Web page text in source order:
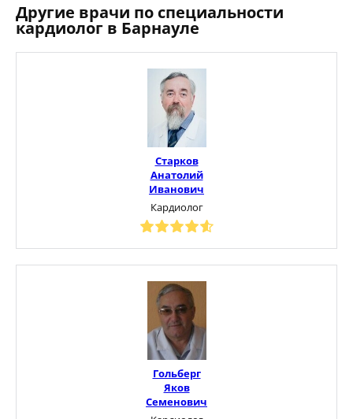
Другие врачи по специальности
кардиолог в Барнауле
Старков
Анатолий
Иванович
Кардиолог
Гольберг
Яков
Семенович